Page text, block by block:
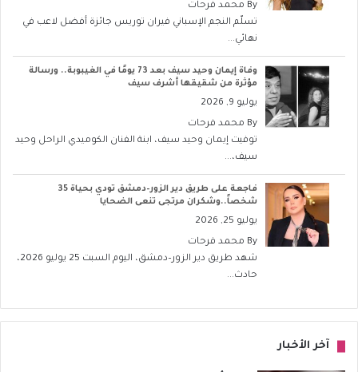
By محمد فرحات
تسلّم النجم الإسباني فيران توريس جائزة أفضل لاعب في
نهائي...
وفاة إيمان وحيد سيف بعد 73 يومًا في الغيبوبة.. ورسالة
مؤثرة من شقيقها أشرف سيف
يوليو 9, 2026
By محمد فرحات
توفيت إيمان وحيد سيف، ابنة الفنان الكوميدي الراحل وحيد
سيف،...
فاجعة على طريق دير الزور–دمشق تودي بحياة 35
شخصاً..وشكران مرتجى تنعى الضحايا
يوليو 25, 2026
By محمد فرحات
شهد طريق دير الزور–دمشق، اليوم السبت 25 يوليو 2026،
حادث...
آخر الأخبار